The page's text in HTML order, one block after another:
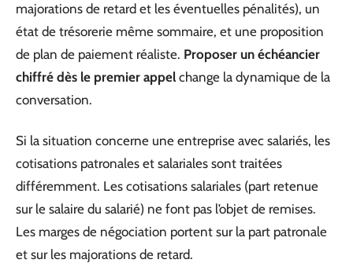
majorations de retard et les éventuelles pénalités), un
état de trésorerie même sommaire, et une proposition
de plan de paiement réaliste. Proposer un échéancier
chiffré dès le premier appel change la dynamique de la
conversation.
Si la situation concerne une entreprise avec salariés, les
cotisations patronales et salariales sont traitées
différemment. Les cotisations salariales (part retenue
sur le salaire du salarié) ne font pas l’objet de remises.
Les marges de négociation portent sur la part patronale
et sur les majorations de retard.